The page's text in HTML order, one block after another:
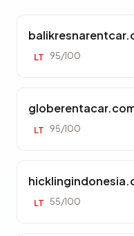
LT 95/100
LT 95/100
LT 55/100